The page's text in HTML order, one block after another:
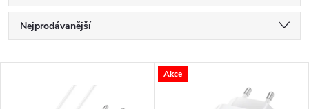
Ř
a
Nejprodávanější
Akce